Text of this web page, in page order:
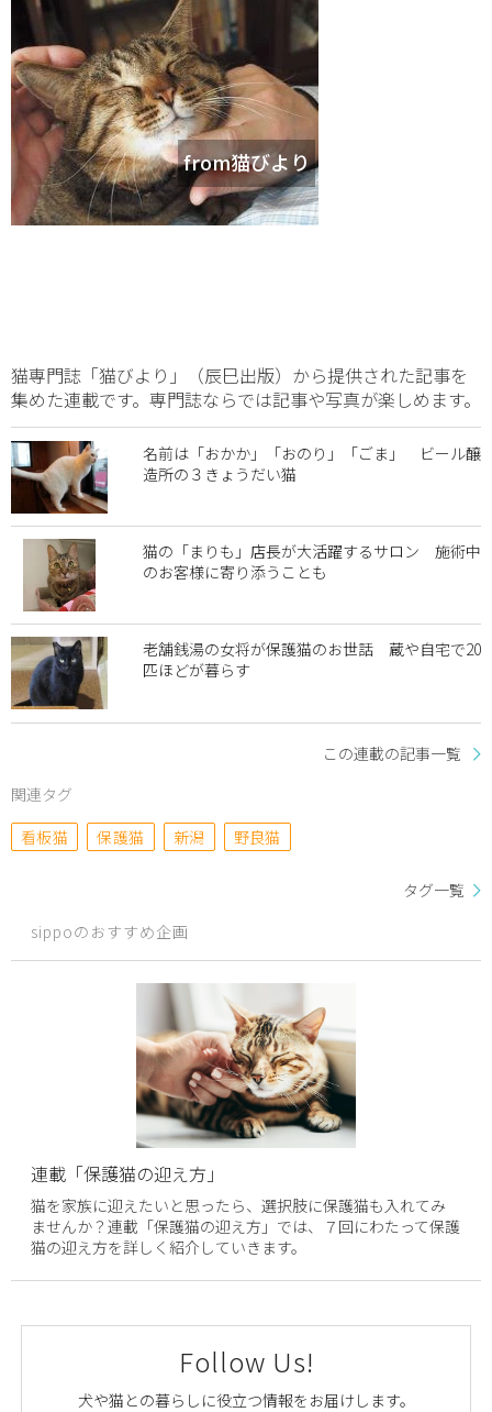
from猫びより
猫専門誌「猫びより」（辰巳出版）から提供された記事を
集めた連載です。専門誌ならでは記事や写真が楽しめます。
名前は「おかか」「おのり」「ごま」 ビール醸
造所の３きょうだい猫
猫の「まりも」店長が大活躍するサロン 施術中
のお客様に寄り添うことも
老舗銭湯の女将が保護猫のお世話 蔵や自宅で20
匹ほどが暮らす
この連載の記事一覧
関連タグ
看板猫
保護猫 新潟 野良猫
タグ一覧
sippoのおすすめ企画
連載「保護猫の迎え方」
猫を家族に迎えたいと思ったら、選択肢に保護猫も入れてみ
ませんか？連載「保護猫の迎え方」では、７回にわたって保護
猫の迎え方を詳しく紹介していきます。
Follow Us!
犬や猫との暮らしに役立つ情報をお届けします。